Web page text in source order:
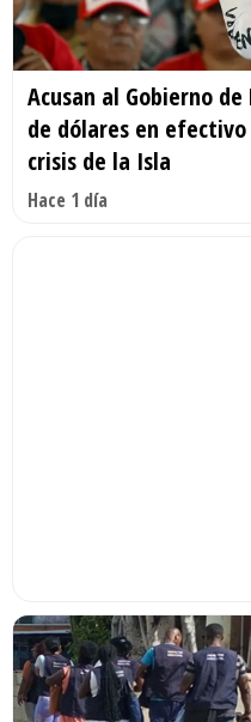
Acusan al Gobierno
de dólares en
crisis de la Isla
Hace 1 día